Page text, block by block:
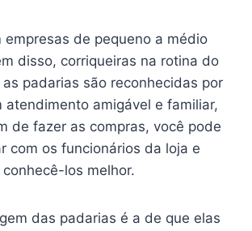
empresas de pequeno a médio
disso, corriqueiras na rotina do
padarias são reconhecidas por
atendimento amigável e familiar,
de fazer as compras, você pode
com os funcionários da loja e
conhecê-los melhor.
das padarias é a de que elas